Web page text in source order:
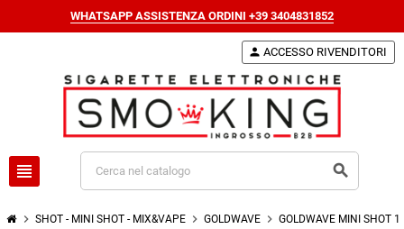
WHATSAPP ASSISTENZA ORDINI +39 3404831852
view_headline search
person ACCESSO RIVENDITORI
chevron_right SHOT - MINI SHOT - MIX&VAPE chevron_right GOLDWAVE chevron_right GOLDWAVE MINI SHOT